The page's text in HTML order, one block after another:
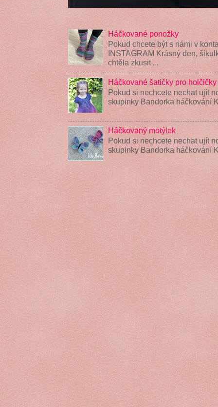
Háčkované ponožky
Pokud chcete být s námi v
INSTAGRAM Krásný den,
chtěla zkusit ...
Háčkované šatičky pro holčičky
Pokud si nechcete nechat ujít
skupinky Bandorka háčkování
Háčkovaný motýlek
Pokud si nechcete nechat ujít
skupinky Bandorka háčkování